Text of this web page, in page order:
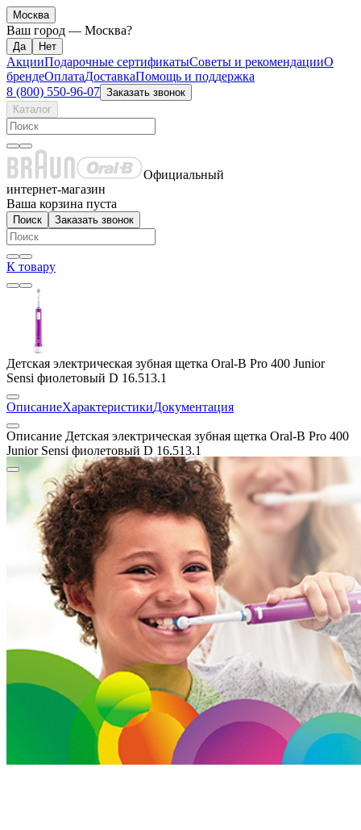
Москва
Ваш город — Москва?
АкцииПодарочные сертификатыСоветы и рекомендацииО
брендеОплатаДоставкаПомощь и поддержка
8 (800) 550-96-07 Заказать звонок
Каталог
Официальный
интернет-магазин
Ваша корзина пуста
Поиск Заказать звонок
К товару
Детская электрическая зубная щетка Oral-B Pro 400 Junior
Sensi фиолетовый D 16.513.1
ОписаниеХарактеристикиДокументация
Описание Детская электрическая зубная щетка Oral-B Pro 400
Junior Sensi фиолетовый D 16.513.1